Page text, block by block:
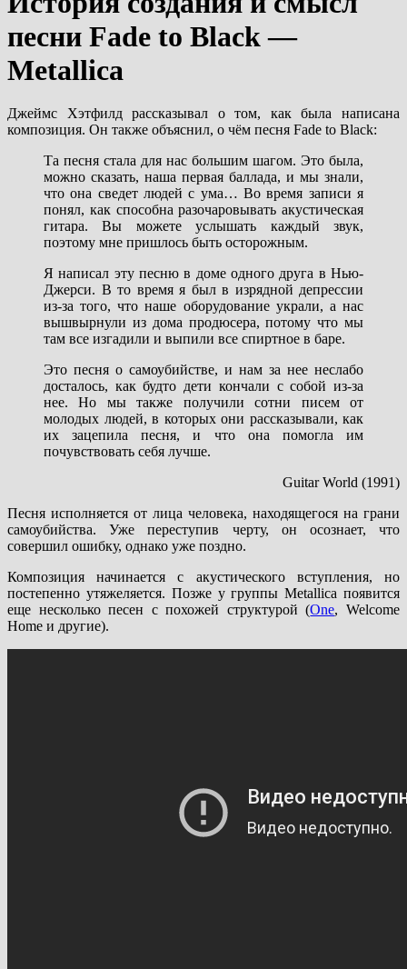
песни Fade to Black —
Metallica
Джеймс Хэтфилд рассказывал о том, как была написана
композиция. Он также объяснил, о чём песня Fade to Black:
Та песня стала для нас большим шагом. Это была,
можно сказать, наша первая баллада, и мы знали,
что она сведет людей с ума… Во время записи я
понял, как способна разочаровывать акустическая
гитара. Вы можете услышать каждый звук,
поэтому мне пришлось быть осторожным.
Я написал эту песню в доме одного друга в Нью-
Джерси. В то время я был в изрядной депрессии
из-за того, что наше оборудование украли, а нас
вышвырнули из дома продюсера, потому что мы
там все изгадили и выпили все спиртное в баре.
Это песня о самоубийстве, и нам за нее неслабо
досталось, как будто дети кончали с собой из-за
нее. Но мы также получили сотни писем от
молодых людей, в которых они рассказывали, как
их зацепила песня, и что она помогла им
почувствовать себя лучше.
Guitar World (1991)
Песня исполняется от лица человека, находящегося на грани
самоубийства. Уже переступив черту, он осознает, что
совершил ошибку, однако уже поздно.
Композиция начинается с акустического вступления, но
постепенно утяжеляется. Позже у группы Metallica появится
еще несколько песен с похожей структурой (One, Welcome
Home и другие).